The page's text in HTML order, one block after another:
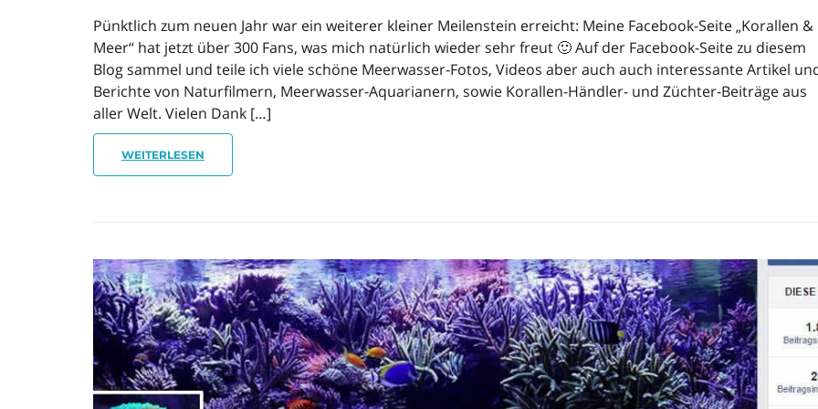
Pünktlich zum neuen Jahr war ein weiterer kleiner Meilenstein erreicht: Meine Facebook-Seite „Korallen &
Meer“ hat jetzt über 300 Fans, was mich natürlich wieder sehr freut 🙂 Auf der Facebook-Seite zu diesem
Blog sammel und teile ich viele schöne Meerwasser-Fotos, Videos aber auch auch interessante Artikel
Berichte von Naturfilmern, Meerwasser-Aquarianern, sowie Korallen-Händler- und Züchter-Beiträge aus
aller Welt. Vielen Dank […]
WEITERLESEN